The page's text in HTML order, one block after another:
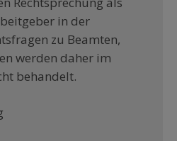
in der
zu Beamten,
werden daher im
behandelt.